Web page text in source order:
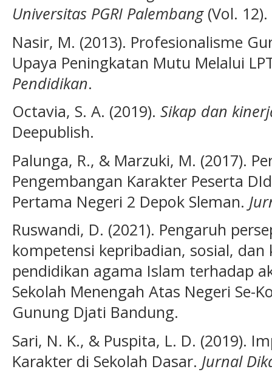
Universitas PGRI Palembang(Vol. 12).
Nasir, M. (2013). Profesionalisme
Upaya Peningkatan Mutu Melalui
Pendidikan.
Octavia, S. A. (2019). Sikap dan
Deepublish.
Palunga, R., & Marzuki, M. (2017).
Pengembangan Karakter Peserta
Pertama Negeri 2 Depok Sleman.
Ruswandi, D. (2021). Pengaruh
kompetensi kepribadian, sosial,
pendidikan agama Islam terhadap
Sekolah Menengah Atas Negeri Se-
Gunung Djati Bandung.
Sari, N. K., & Puspita, L. D. (2019).
Karakter di Sekolah Dasar. Jurnal